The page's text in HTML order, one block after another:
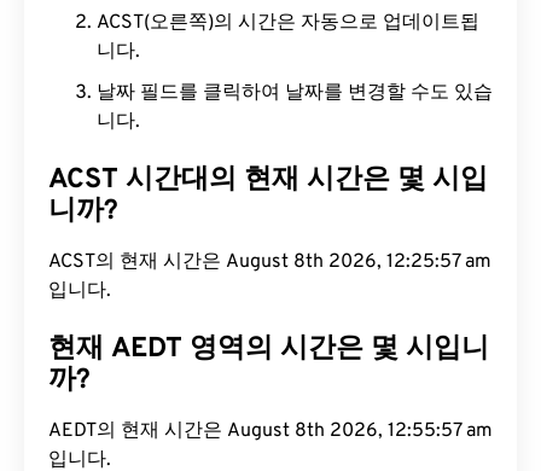
ACST(오른쪽)의 시간은 자동으로 업데이트됩
니다.
날짜 필드를 클릭하여 날짜를 변경할 수도 있습
니다.
ACST 시간대의 현재 시간은 몇 시입
니까?
ACST의 현재 시간은 August 8th 2026, 12:25:58
am입니다.
현재 AEDT 영역의 시간은 몇 시입니
까?
AEDT의 현재 시간은 August 8th 2026, 12:55:58
am입니다.